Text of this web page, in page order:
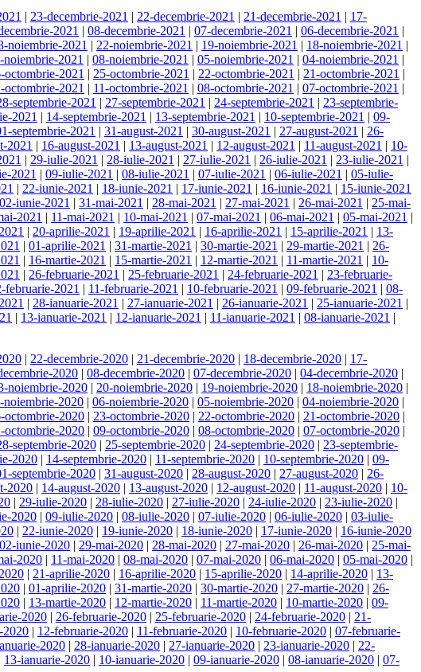
| 23-decembrie-2021 | 22-decembrie-2021 | 21-decembrie-2021 | 17-
2021 | 08-decembrie-2021 | 07-decembrie-2021 | 06-decembrie-2021 |
noiembrie-2021 | 22-noiembrie-2021 | 19-noiembrie-2021 | 18-noiembrie-2021 |
noiembrie-2021 | 08-noiembrie-2021 | 05-noiembrie-2021 | 04-noiembrie-2021 |
octombrie-2021 | 25-octombrie-2021 | 22-octombrie-2021 | 21-octombrie-2021 |
octombrie-2021 | 11-octombrie-2021 | 08-octombrie-2021 | 07-octombrie-2021 |
septembrie-2021 | 27-septembrie-2021 | 24-septembrie-2021 | 23-septembrie-
2021 | 14-septembrie-2021 | 13-septembrie-2021 | 10-septembrie-2021 | 09-
septembrie-2021 | 31-august-2021 | 30-august-2021 | 27-august-2021 | 26-
2021 | 16-august-2021 | 13-august-2021 | 12-august-2021 | 11-august-2021 | 10-
| 29-iulie-2021 | 28-iulie-2021 | 27-iulie-2021 | 26-iulie-2021 | 23-iulie-2021 |
2021 | 09-iulie-2021 | 08-iulie-2021 | 07-iulie-2021 | 06-iulie-2021 | 05-iulie-
| 22-iunie-2021 | 18-iunie-2021 | 17-iunie-2021 | 16-iunie-2021 | 15-iunie-2021
02-iunie-2021 | 31-mai-2021 | 28-mai-2021 | 27-mai-2021 | 26-mai-2021 | 25-mai-
2021 | 11-mai-2021 | 10-mai-2021 | 07-mai-2021 | 06-mai-2021 | 05-mai-2021 |
| 20-aprilie-2021 | 19-aprilie-2021 | 16-aprilie-2021 | 15-aprilie-2021 | 13-
| 01-aprilie-2021 | 31-martie-2021 | 30-martie-2021 | 29-martie-2021 | 26-
| 16-martie-2021 | 15-martie-2021 | 12-martie-2021 | 11-martie-2021 | 10-
| 26-februarie-2021 | 25-februarie-2021 | 24-februarie-2021 | 23-februarie-
februarie-2021 | 11-februarie-2021 | 10-februarie-2021 | 09-februarie-2021 | 08-
| 28-ianuarie-2021 | 27-ianuarie-2021 | 26-ianuarie-2021 | 25-ianuarie-2021 |
| 13-ianuarie-2021 | 12-ianuarie-2021 | 11-ianuarie-2021 | 08-ianuarie-2021 |
| 22-decembrie-2020 | 21-decembrie-2020 | 18-decembrie-2020 | 17-
2020 | 08-decembrie-2020 | 07-decembrie-2020 | 04-decembrie-2020 |
noiembrie-2020 | 20-noiembrie-2020 | 19-noiembrie-2020 | 18-noiembrie-2020 |
noiembrie-2020 | 06-noiembrie-2020 | 05-noiembrie-2020 | 04-noiembrie-2020 |
octombrie-2020 | 23-octombrie-2020 | 22-octombrie-2020 | 21-octombrie-2020 |
octombrie-2020 | 09-octombrie-2020 | 08-octombrie-2020 | 07-octombrie-2020 |
septembrie-2020 | 25-septembrie-2020 | 24-septembrie-2020 | 23-septembrie-
2020 | 14-septembrie-2020 | 11-septembrie-2020 | 10-septembrie-2020 | 09-
septembrie-2020 | 31-august-2020 | 28-august-2020 | 27-august-2020 | 26-
2020 | 14-august-2020 | 13-august-2020 | 12-august-2020 | 11-august-2020 | 10-
| 29-iulie-2020 | 28-iulie-2020 | 27-iulie-2020 | 24-iulie-2020 | 23-iulie-2020 |
2020 | 09-iulie-2020 | 08-iulie-2020 | 07-iulie-2020 | 06-iulie-2020 | 03-iulie-
| 22-iunie-2020 | 19-iunie-2020 | 18-iunie-2020 | 17-iunie-2020 | 16-iunie-2020
02-iunie-2020 | 29-mai-2020 | 28-mai-2020 | 27-mai-2020 | 26-mai-2020 | 25-mai-
2020 | 11-mai-2020 | 08-mai-2020 | 07-mai-2020 | 06-mai-2020 | 05-mai-2020 |
| 21-aprilie-2020 | 16-aprilie-2020 | 15-aprilie-2020 | 14-aprilie-2020 | 13-
| 01-aprilie-2020 | 31-martie-2020 | 30-martie-2020 | 27-martie-2020 | 26-
| 13-martie-2020 | 12-martie-2020 | 11-martie-2020 | 10-martie-2020 | 09-
2020 | 26-februarie-2020 | 25-februarie-2020 | 24-februarie-2020 | 21-
2020 | 12-februarie-2020 | 11-februarie-2020 | 10-februarie-2020 | 07-februarie-
2020 | 28-ianuarie-2020 | 27-ianuarie-2020 | 23-ianuarie-2020 | 22-
13-ianuarie-2020 | 10-ianuarie-2020 | 09-ianuarie-2020 | 08-ianuarie-2020 | 07-